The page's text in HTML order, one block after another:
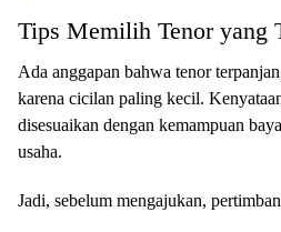
Tips Memilih Tenor yang
Ada anggapan bahwa tenor
karena cicilan paling kecil.
disesuaikan dengan kemampuan
usaha.
Jadi, sebelum mengajukan,